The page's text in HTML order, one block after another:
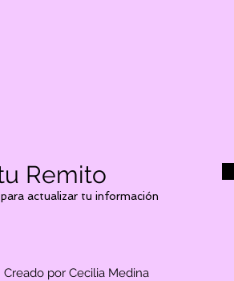
Remito
actualizar tu información
por Cecilia Medina